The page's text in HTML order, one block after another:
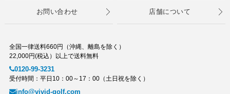
お問い合わせ 店舗について
全国一律送料660円（沖縄、離島を除く）
22,000円(税込）以上で送料無料
0120-99-3231
受付時間：平日10：00～17：00（土日祝を除く）
info@vivid-golf.com